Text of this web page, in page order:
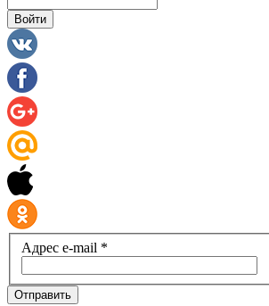
Войти
Адрес e-mail *
Отправить